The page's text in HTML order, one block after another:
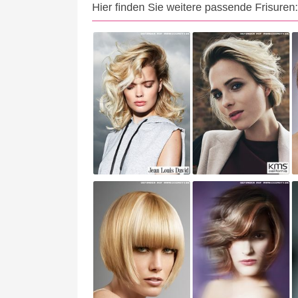
Hier finden Sie weitere passende Frisuren: